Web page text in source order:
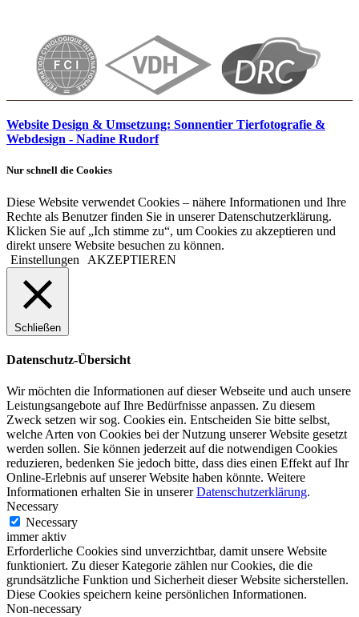
Website Design & Umsetzung: Sonnentier Tierfotografie &
Webdesign - Nadine Rudorf
Nur schnell die Cookies
Diese Website verwendet Cookies – nähere Informationen und Ihre
Rechte als Benutzer finden Sie in unserer Datenschutzerklärung.
Klicken Sie auf „Ich stimme zu“, um Cookies zu akzeptieren und
direkt unsere Website besuchen zu können.
Einstellungen
AKZEPTIEREN
Schließen
Datenschutz-Übersicht
Wir möchten die Informationen auf dieser Webseite und auch unsere
Leistungsangebote auf Ihre Bedürfnisse anpassen. Zu diesem
Zweck setzen wir sog. Cookies ein. Entscheiden Sie bitte selbst,
welche Arten von Cookies bei der Nutzung unserer Website gesetzt
werden sollen. Sie können jederzeit auf die notwendigen Cookies
reduzieren, bedenken Sie jedoch bitte, dass dies einen Effekt auf Ihr
Online-Erlebnis auf unserer Website haben könnte. Weitere
Informationen erhalten Sie in unsererDatenschutzerklärung.
Necessary
Necessary
immer aktiv
Erforderliche Cookies sind unverzichtbar, damit unsere Website
funktioniert. Zu dieser Kategorie zählen nur Cookies, die die
grundsätzliche Funktion und Sicherheit dieser Website sicherstellen.
Diese Cookies speichern keine persönlichen Informationen.
Non-necessary